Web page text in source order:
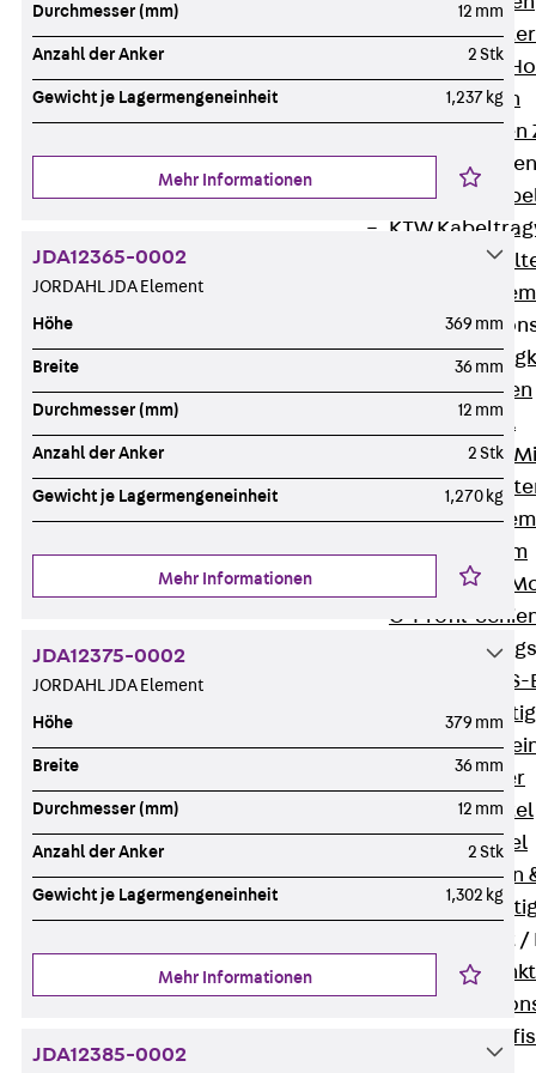
KH Kabelhalter
Hohlleiter-/
Kabelwannen
Kabelschellen
Zurück
KTW
KBH
Zurück
Wandkonsolen
Deckenbügel
Zentral- und
W-Profil-
U-Stiel-System
I-Stiel-System
PUK-STRUT-
C-Profil-
KTS-
Dübel & Anker
Abhängemittel
Schraubmittel
Ankermuttern
Funktionserhalt
Zurück
Durchmesser (mm) 12 mm
Anzahl der Anker 2 Stk
Gewicht je Lagermengeneinheit 1,237 kg
Mehr Informationen
JDA12365-0002
JORDAHL JDA Element
Höhe 369 mm
Breite 36 mm
Durchmesser (mm) 12 mm
Anzahl der Anker 2 Stk
Gewicht je Lagermengeneinheit 1,270 kg
Mehr Informationen
JDA12375-0002
JORDAHL JDA Element
Höhe 379 mm
Breite 36 mm
Durchmesser (mm) 12 mm
Anzahl der Anker 2 Stk
Gewicht je Lagermengeneinheit 1,302 kg
Mehr Informationen
JDA12385-0002